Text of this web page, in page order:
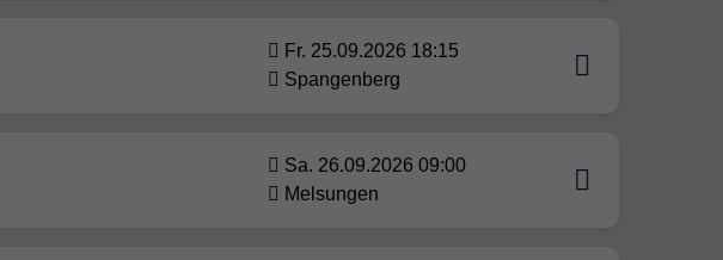
Fr. 25.09.2026 18:15
Spangenberg
Sa. 26.09.2026 09:00
Melsungen